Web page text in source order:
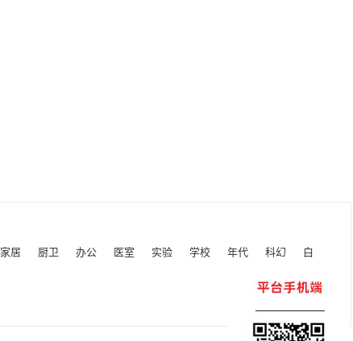
家居 厨卫 办公 医室 实验 学校 年代 科幻
白